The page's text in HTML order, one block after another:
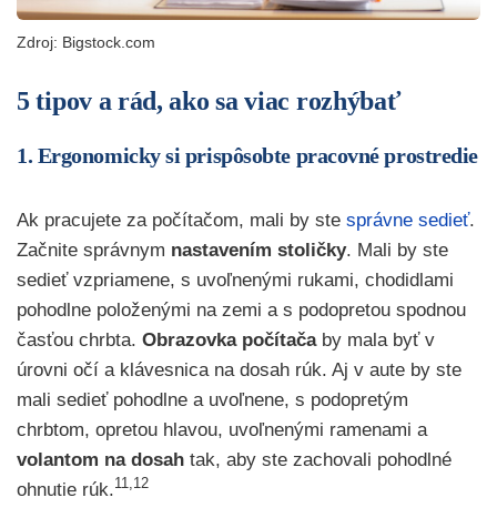
Zdroj: Bigstock.com
5 tipov a rád, ako sa viac rozhýbať
1. Ergonomicky si prispôsobte pracovné prostredie
Ak pracujete za počítačom, mali by ste správne sedieť.
Začnite správnym nastavením stoličky. Mali by ste
sedieť vzpriamene, s uvoľnenými rukami, chodidlami
pohodlne položenými na zemi a s podopretou spodnou
časťou chrbta. Obrazovka počítačaby mala byť v
úrovni očí a klávesnica na dosah rúk. Aj v aute by ste
mali sedieť pohodlne a uvoľnene, s podopretým
chrbtom, opretou hlavou, uvoľnenými ramenami a
volantom na dosah tak, aby ste zachovali pohodlné
ohnutie rúk.11,12